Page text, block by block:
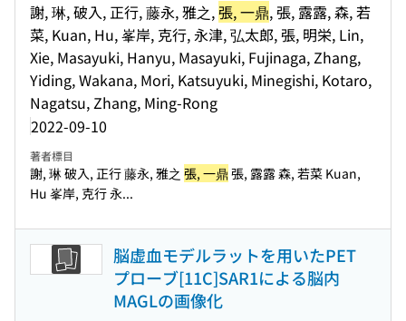
謝, 琳, 破入, 正行, 藤永, 雅之,張, 一鼎, 張, 露露, 森, 若
菜, Kuan, Hu, 峯岸, 克行, 永津, 弘太郎, 張, 明栄, Lin,
Xie, Masayuki, Hanyu, Masayuki, Fujinaga, Zhang,
Yiding, Wakana, Mori, Katsuyuki, Minegishi, Kotaro,
Nagatsu, Zhang, Ming-Rong
2022-09-10
著者標目
謝, 琳 破入, 正行 藤永, 雅之 張, 一鼎 張, 露露 森, 若菜 Kuan,
Hu 峯岸, 克行 永...
脳虚血モデルラットを用いたPET
プローブ[11C]SAR1による脳内
MAGLの画像化